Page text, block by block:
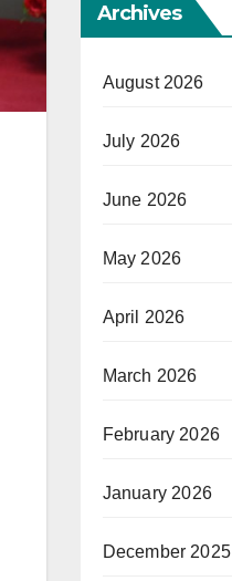
Archives
August 2026
July 2026
June 2026
May 2026
April 2026
March 2026
February 2026
January 2026
December 2025